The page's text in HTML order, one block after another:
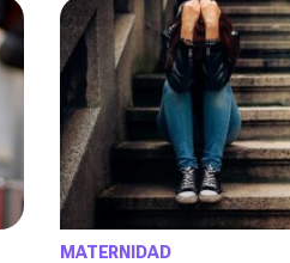
MATERNIDAD